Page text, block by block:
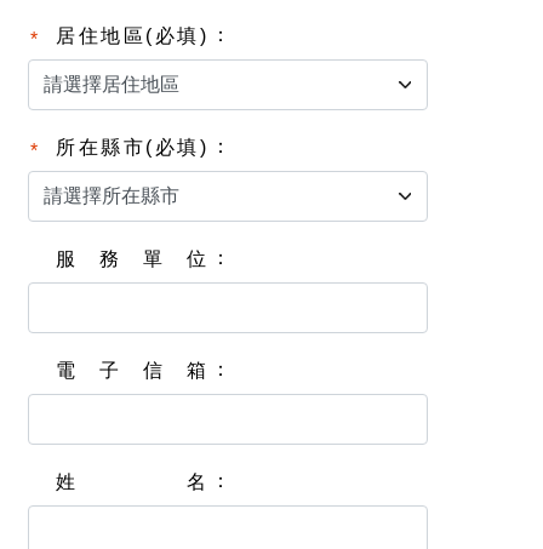
居住地區(必填)
所在縣市(必填)
服務單位
電子信箱
姓名